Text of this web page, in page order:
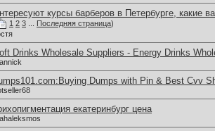
курсы барберов в Петербурге, какие
1 2 3 Последняя страница)
Drinks Wholesale Suppliers - Energy Drinks
Dumps with Pin & Best Cvv
екатеринбург цена